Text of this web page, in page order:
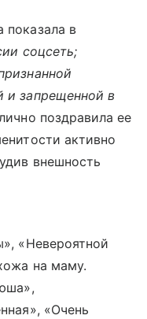
показала в
соцсеть;
и запрещенной в
поздравила ее
активно
внешность
«Невероятной
на маму.
«Очень